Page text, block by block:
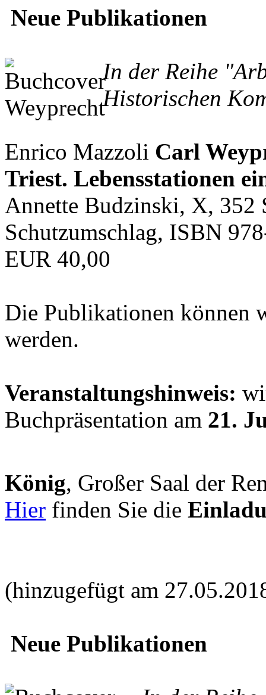
Neue Publikationen
In der Reihe
Historischen
Enrico Mazzoli Carl
Triest. Lebensstationen
Annette Budzinski, X, 352
Schutzumschlag, ISBN
EUR 40,00
Die Publikationen können
werden.
Veranstaltungshinweis:
Buchpräsentation am 21.
König, Großer Saal der
Hier finden Sie die
(hinzugefügt am
Neue Publikationen